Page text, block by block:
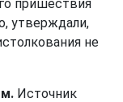
пришествия
утверждали,
не
Источник